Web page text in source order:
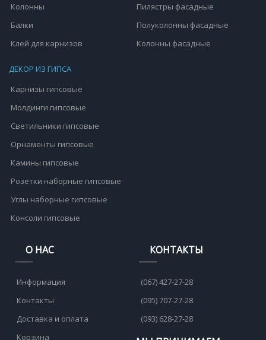
Колонны
Балки
Клей для карнизов
Пилястры фасадные
Полуколонны фасадные
Колонны фасадные
ДЕКОР ИЗ ГИПСА
Карнизы гипсовые
Молдинги гипсовые
Светильники гипсовые
Орнаменты гипсовые
Камины гипсовые
Розетки наборные гипсовые
Углы наборные гипсовые
Консоли гипсовые
О НАС
Информация
Контакты
Доставка и оплата
Корзина
КОНТАКТЫ
(067) 427-27-28
(095) 707-27-28
(093) 628-27-28